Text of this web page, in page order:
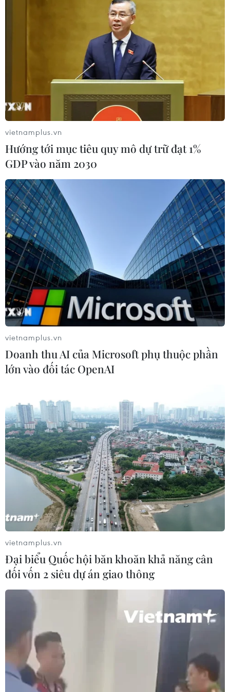
Mỹ mở rộng hỗ trợ Nhật Bản bảo vệ
đồng yen nhằm ổn định kinh tế châu
05/08/2026 04:26
Trung Quốc tăng cường trấn áp tội
phạm có tổ chức
04/08/2026 14:24
Điều gì chờ đợi đồng yen sau cái bắt
tay giữa Mỹ-Nhật?
04/08/2026 14:11
ASC 2026: Tiếp lửa đam mê khoa học
cho thế hệ trẻ Việt Nam
04/08/2026 14:08
Ngành Trí tuệ Nhân tạo của Trung
Quốc vượt mốc 1.200 tỷ NDT trong
04/08/2026 13:20
Nhật Bản siết chặt điều kiện cấp tư
cách vĩnh trú
04/08/2026 07:44
6 tháng năm 2026, Trung Quốc kỷ
luật hơn 1.500 cán bộ kiểm tra, giám
04/08/2026 07:07
Mỹ bán đồng euro để hỗ trợ Nhật
Bản vực dậy đồng yen
Việt Nam tham dự Trại hè Khoa học
châu Á 2026 tại Hong Kong
03/08/2026 10:14
vietnamplus.vn
Hướng tới mục tiêu quy mô dự trữ đạt 1%
GDP vào năm 2030
vietnamplus.vn
Doanh thu AI của Microsoft phụ thuộc phần
lớn vào đối tác OpenAI
vietnamplus.vn
Đại biểu Quốc hội băn khoăn khả năng cân
đối vốn 2 siêu dự án giao thông